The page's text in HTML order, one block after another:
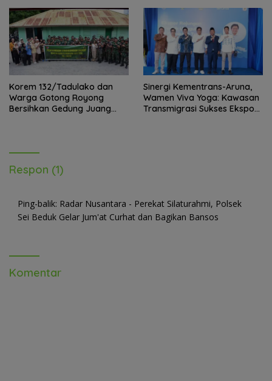
Korem 132/Tadulako dan
Warga Gotong Royong
Bersihkan Gedung Juang
Sinergi Kementrans-Aruna,
Wamen Viva Yoga: Kawasan
Transmigrasi Sukses Ekspor
Respon (1)
Ping-balik: Radar Nusantara - Perekat Silaturahmi, Polsek
Sei Beduk Gelar Jum'at Curhat dan Bagikan Bansos
Komentar